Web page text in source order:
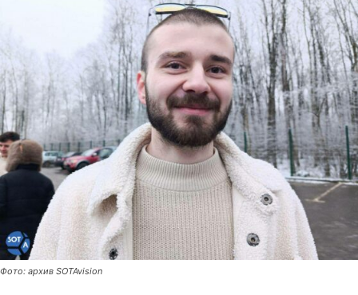
Фото: архив SOTAvision